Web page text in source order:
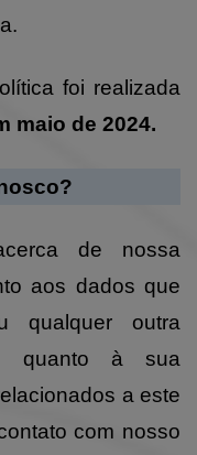
foi realizada
maio de 2024.
de nossa
aos dados que
qualquer outra
quanto à sua
a este
com nosso